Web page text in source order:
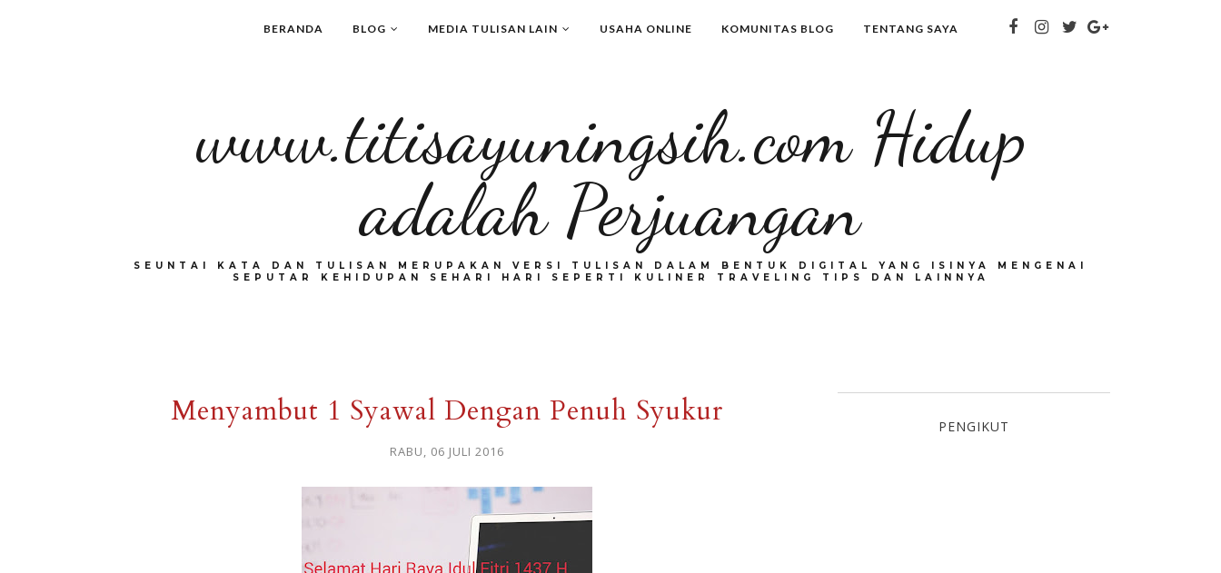
BERANDA BLOG MEDIA TULISAN LAIN USAHA ONLINE KOMUNITAS BLOG TENTANG SAYA
www.titisayuningsih.com Hidup
adalah Perjuangan
SEUNTAI KATA DAN TULISAN MERUPAKAN VERSI TULISAN DALAM BENTUK DIGITAL YANG ISINYA MENGENAI
SEPUTAR KEHIDUPAN SEHARI HARI SEPERTI KULINER TRAVELING TIPS DAN LAINNYA
Menyambut 1 Syawal Dengan Penuh Syukur
RABU, 06 JULI 2016
PENGIKUT